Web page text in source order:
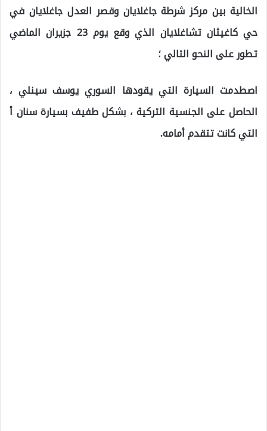
الخالية بين مركز شرطة جاغلايان وقصر العدل جاغلايان في
حي كاغيثان تشاغلايان الذي وقع يوم 23 جزيران الماضي
تطور على النحو التالي ؛
اصطدمت السيارة التي يقودها السوري يوسف سينلي ،
الحاصل على الجنسية التركية ، بشكل طفيف بسيارة سنان أ
التي كانت تتقدم أمامه.